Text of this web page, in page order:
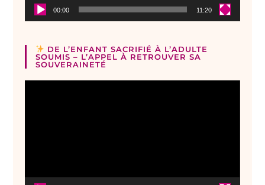
00:00 11:20
DE L’ENFANT SACRIFIÉ À L’ADULTE
SOUMIS – L’APPEL À RETROUVER SA
SOUVERAINETÉ